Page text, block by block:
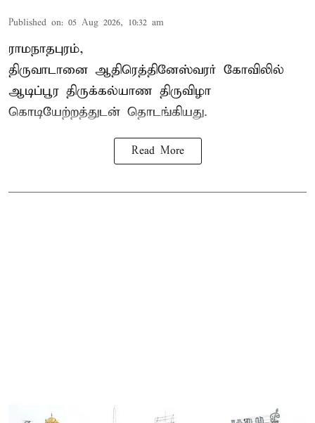
Published on: 05 Aug 2026, 10:32 am
ராமநாதபுரம்,
திருவாடானை ஆதிரெத்தினேஸ்வரர் கோவிலில்
ஆடிப்பூர திருக்கல்யாண திருவிழா
கொடியேற்றத்துடன் தொடங்கியது.
Read More